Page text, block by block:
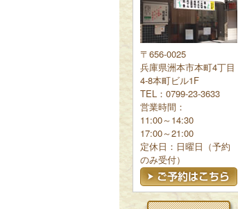
〒656-0025
兵庫県洲本市本町4丁目
4-8本町ビル1F
TEL：0799-23-3633
営業時間：
11:00～14:30
17:00～21:00
定休日：日曜日（予約
のみ受付）